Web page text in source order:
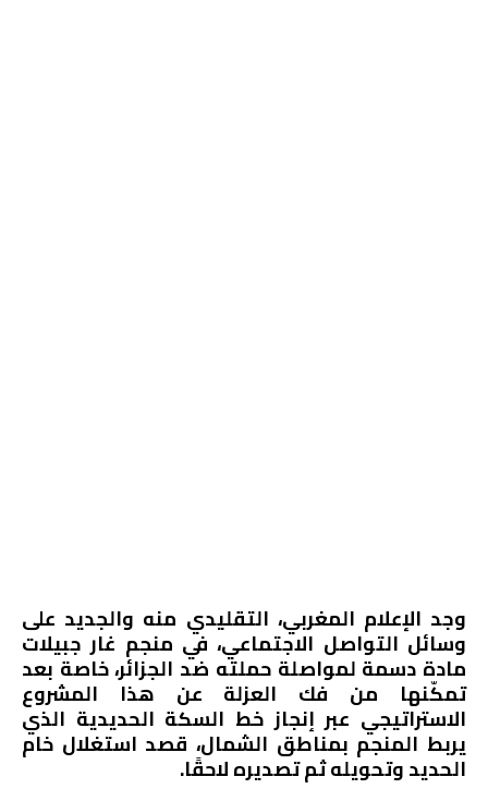
وجد الإعلام المغربي، التقليدي منه والجديد على
وسائل التواصل الاجتماعي، في منجم غار جبيلات
مادة دسمة لمواصلة حملته ضد الجزائر، خاصة بعد
تمكّنها من فك العزلة عن هذا المشروع
الاستراتيجي عبر إنجاز خط السكة الحديدية الذي
يربط المنجم بمناطق الشمال، قصد استغلال خام
الحديد وتحويله ثم تصديره لاحقًا.